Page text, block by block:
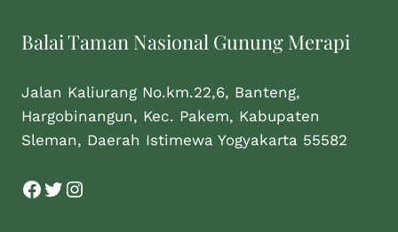
Balai Taman Nasional Gunung Merapi
Jalan Kaliurang No.km.22,6, Banteng,
Hargobinangun, Kec. Pakem, Kabupaten
Sleman, Daerah Istimewa Yogyakarta 55582